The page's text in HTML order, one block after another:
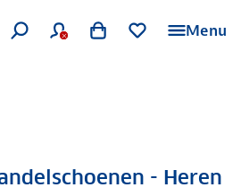
Menu
- Heren